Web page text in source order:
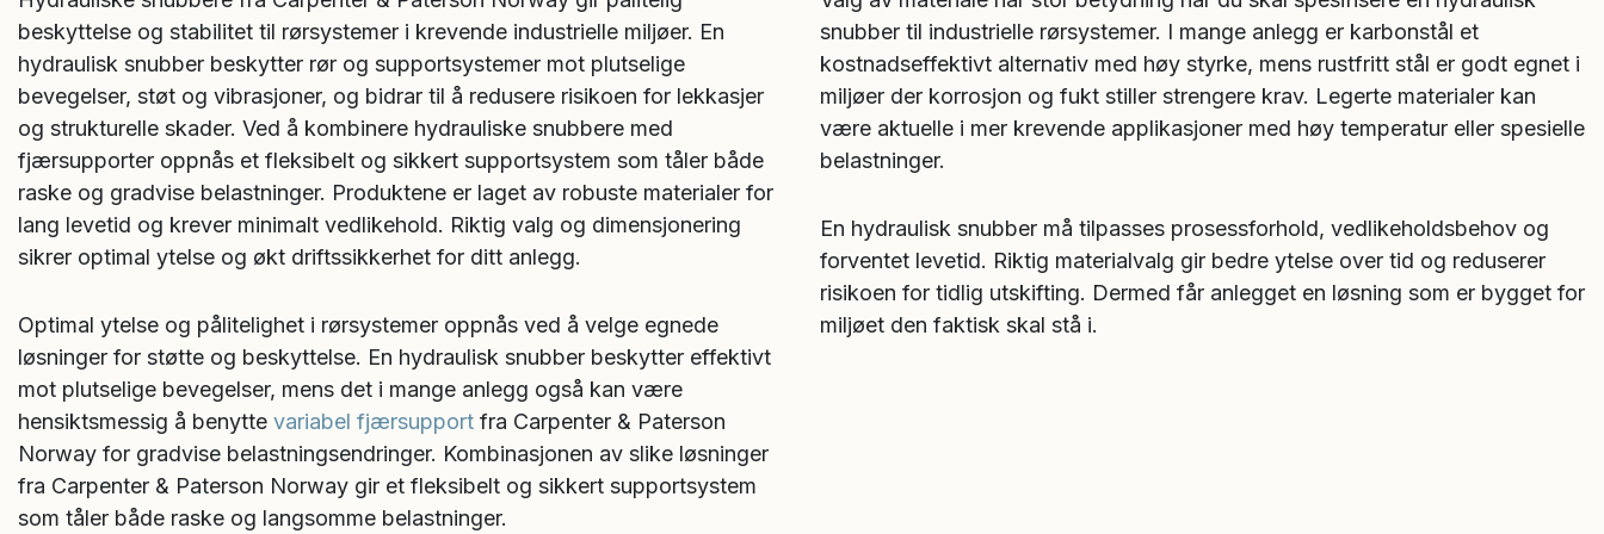
beskyttelse og stabilitet til rørsystemer i krevende industrielle miljøer. En
hydraulisk snubber beskytter rør og supportsystemer mot plutselige
bevegelser, støt og vibrasjoner, og bidrar til å redusere risikoen for lekkasjer
og strukturelle skader. Ved å kombinere hydrauliske snubbere med
fjærsupporter oppnås et fleksibelt og sikkert supportsystem som tåler både
raske og gradvise belastninger. Produktene er laget av robuste materialer for
lang levetid og krever minimalt vedlikehold. Riktig valg og dimensjonering
sikrer optimal ytelse og økt driftssikkerhet for ditt anlegg.
Optimal ytelse og pålitelighet i rørsystemer oppnås ved å velge egnede
løsninger for støtte og beskyttelse. En hydraulisk snubber beskytter effektivt
mot plutselige bevegelser, mens det i mange anlegg også kan være
hensiktsmessig å benytte variabel fjærsupport fra Carpenter & Paterson
Norway for gradvise belastningsendringer. Kombinasjonen av slike løsninger
fra Carpenter & Paterson Norway gir et fleksibelt og sikkert supportsystem
som tåler både raske og langsomme belastninger.
snubber til industrielle rørsystemer. I mange anlegg er karbonstål et
kostnadseffektivt alternativ med høy styrke, mens rustfritt stål er godt egnet i
miljøer der korrosjon og fukt stiller strengere krav. Legerte materialer kan
være aktuelle i mer krevende applikasjoner med høy temperatur eller spesielle
belastninger.
En hydraulisk snubber må tilpasses prosessforhold, vedlikeholdsbehov og
forventet levetid. Riktig materialvalg gir bedre ytelse over tid og reduserer
risikoen for tidlig utskifting. Dermed får anlegget en løsning som er bygget for
miljøet den faktisk skal stå i.